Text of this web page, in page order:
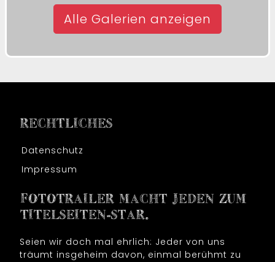
Alle Galerien anzeigen
RECHTLICHES
Datenschutz
Impressum
FOTOTRAILER MACHT JEDEN ZUM
TITELSEITEN-STAR.
Seien wir doch mal ehrlich: Jeder von uns
träumt insgeheim davon, einmal berühmt zu